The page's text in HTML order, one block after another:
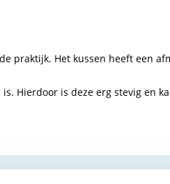
Het kussen heeft een
Hierdoor is deze erg stevig en